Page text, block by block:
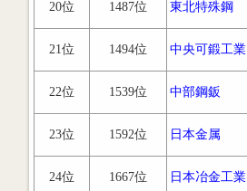
20位 1487位 東北特殊鋼
21位 1494位 中央可鍛工業
22位 1539位 中部鋼鈑
23位 1592位 日本金属
24位 1667位 日本冶金工業